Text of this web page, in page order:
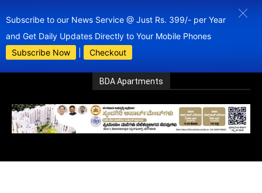
Subscribe to our News Service @ Just Rs. 399/- per Year
and Get Daily Updates Directly to Your Mobile Phones
Subscribe Now
Checkout
BDA Apartments